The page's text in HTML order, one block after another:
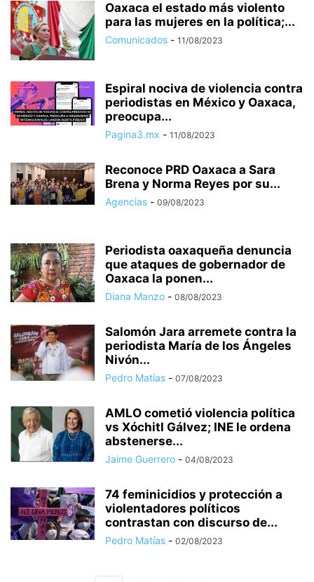
Oaxaca el estado más violento
para las mujeres en la política;...
Comunicados - 11/08/2023
Espiral nociva de violencia contra
periodistas en México y Oaxaca,
preocupa...
Pagina3.mx - 11/08/2023
Reconoce PRD Oaxaca a Sara
Brena y Norma Reyes por su...
Agencias - 09/08/2023
Periodista oaxaqueña denuncia
que ataques de gobernador de
Oaxaca la ponen...
Diana Manzo - 08/08/2023
Salomón Jara arremete contra la
periodista María de los Ángeles
Nivón...
Pedro Matías - 07/08/2023
AMLO cometió violencia política
vs Xóchitl Gálvez; INE le ordena
abstenerse...
Jaime Guerrero - 04/08/2023
74 feminicidios y protección a
violentadores políticos
contrastan con discurso de...
Pedro Matías - 02/08/2023